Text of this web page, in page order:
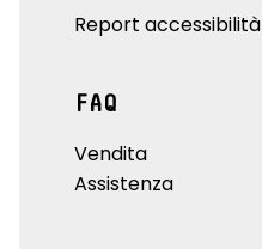
Report accessibilità
FAQ
Vendita
Assistenza